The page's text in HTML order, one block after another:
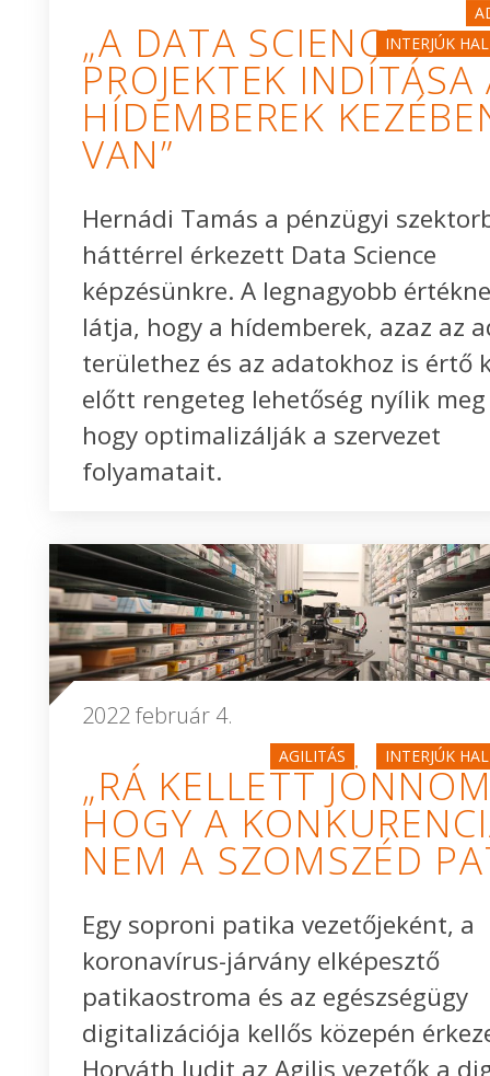
INTERJÚK
„A DATA SCIENCE
PROJEKTEK INDÍTÁSA
HÍDEMBEREK
VAN”
Hernádi Tamás a pénzügyi
háttérrel érkezett Data Science
képzésünkre. A legnagyobb
látja, hogy a hídemberek, azaz az
területhez és az adatokhoz is értő
előtt rengeteg lehetőség nyílik
hogy optimalizálják a szervezet
folyamatait.
AGILITÁS INTERJÚK
2022 február 4.
„RÁ KELLETT
HOGY A
NEM A SZOMSZÉD
Egy soproni patika vezetőjeként, a
koronavírus-járvány elképesztő
patikaostroma és az egészségügy
digitalizációja kellős közepén
Horváth Judit az Agilis vezetők a